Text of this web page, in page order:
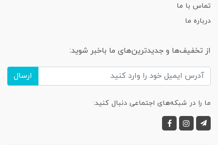
تماس با ما
درباره ما
از تخفیف‌ها و جدیدترین‌های ما باخبر شوید:
ارسال
ما را در شبکه‌های اجتماعی دنبال کنید: